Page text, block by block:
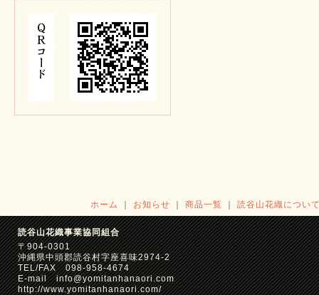
ホーム お知らせ 商品一覧 読谷山花織につい
読谷山花織事業協同組合
〒904-0301
沖縄県中頭郡読谷村字座喜味2974-2
TEL/FAX 098-958-4674
E-mail info@yomitanhanaori.com
http://www.yomitanhanaori.com/